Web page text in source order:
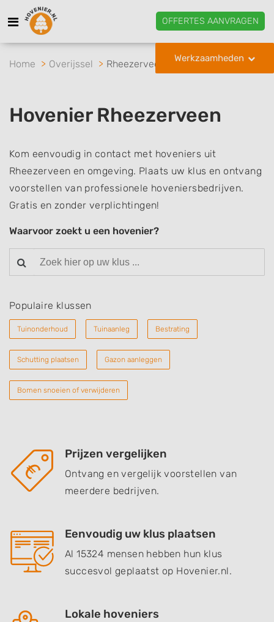
OFFERTES AANVRAGEN
Werkzaamheden
Home Overijssel Rheezerveen
Hovenier Rheezerveen
Kom eenvoudig in contact met hoveniers uit
Rheezerveen en omgeving. Plaats uw klus en ontvang
voorstellen van professionele hoveniersbedrijven.
Gratis en zonder verplichtingen!
Waarvoor zoekt u een hovenier?
Populaire klussen
Tuinonderhoud Tuinaanleg Bestrating
Schutting plaatsen Gazon aanleggen
Bomen snoeien of verwijderen
Prijzen vergelijken
Ontvang en vergelijk voorstellen van
meerdere bedrijven.
Eenvoudig uw klus plaatsen
Al 15324 mensen hebben hun klus
succesvol geplaatst op Hovenier.nl.
Lokale hoveniers